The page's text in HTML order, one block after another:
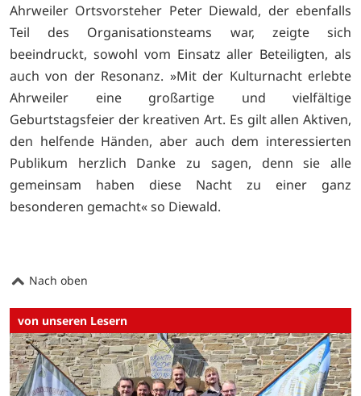
Ahrweiler Ortsvorsteher Peter Diewald, der ebenfalls
Teil des Organisationsteams war, zeigte sich
beeindruckt, sowohl vom Einsatz aller Beteiligten, als
auch von der Resonanz. »Mit der Kulturnacht erlebte
Ahrweiler eine großartige und vielfältige
Geburtstagsfeier der kreativen Art. Es gilt allen Aktiven,
den helfende Händen, aber auch dem interessierten
Publikum herzlich Danke zu sagen, denn sie alle
gemeinsam haben diese Nacht zu einer ganz
besonderen gemacht« so Diewald.
Nach oben
von unseren Lesern